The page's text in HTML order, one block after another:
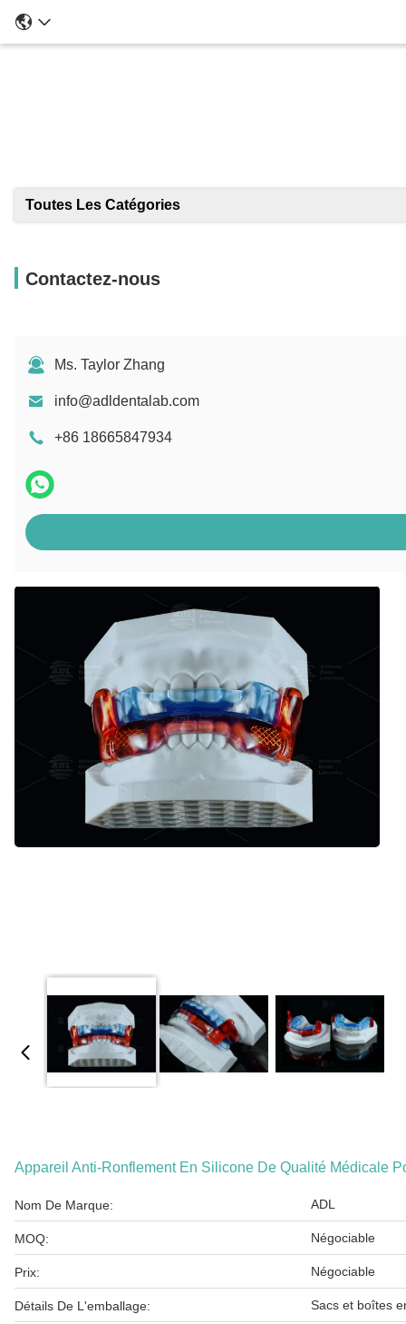
Toutes Les Catégories
Contactez-nous
Ms. Taylor Zhang
info@adldentalab.com
+86 18665847934
Appareil Anti-Ronflement En Silicone De Qualité Médicale
Nom De Marque: ADL
MOQ: Négociable
Prix: Négociable
Détails De L'emballage: Sacs et boîtes